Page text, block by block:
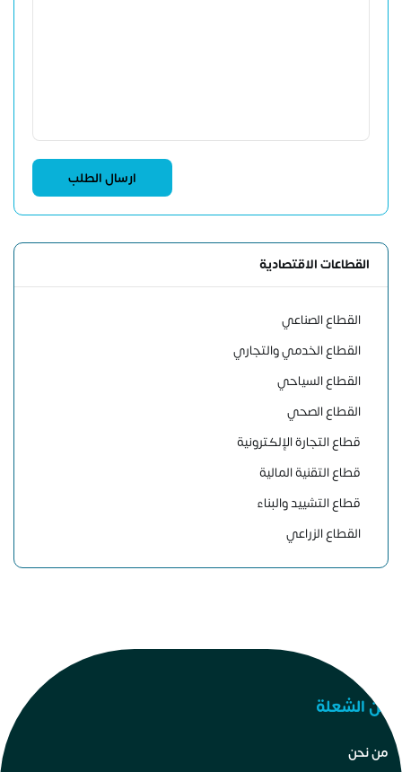
القطاعات الاقتصادية
القطاع الصناعي
القطاع الخدمي والتجاري
القطاع السياحي
القطاع الصحي
قطاع التجارة الإلكترونية
قطاع التقنية المالية
قطاع التشييد والبناء
القطاع الزراعي
عن الشعلة
من نحن